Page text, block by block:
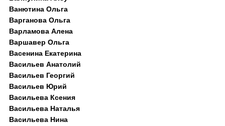
Ванютина Ольга
Варганова Ольга
Варламова Алена
Варшавер Ольга
Васенина Екатерина
Васильев Анатолий
Васильев Георгий
Васильев Юрий
Васильева Ксения
Васильева Наталья
Васильева Нина